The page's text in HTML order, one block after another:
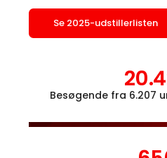
Se 2025-udstillerlisten
Besøgende fra 6.207